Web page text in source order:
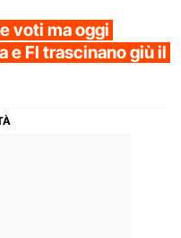
voti ma oggi
e FI trascinano giù il